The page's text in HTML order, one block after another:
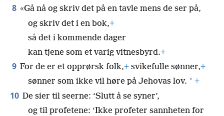
8 «Gå nå og skriv det på en tavle mens de ser på,
og skriv det i en bok,+
så det i kommende dager
kan tjene som et varig vitnesbyrd.+
9 For de er et opprørsk folk,+ svikefulle sønner,+
sønner som ikke vil høre på Jehovas lov. * +
10 De sier til seerne: ‘Slutt å se syner’,
og til profetene: ‘Ikke profeter sannheten for